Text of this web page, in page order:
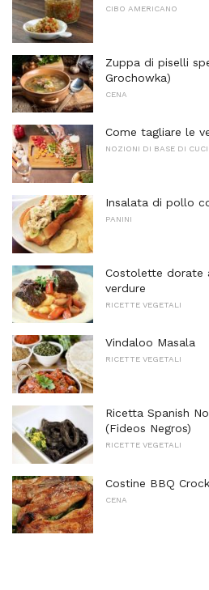
CIBO AMERICANO
Zuppa di piselli
Grochowka)
CENA
Come tagliare le
NOZIONI DI BASE DI
Insalata di pollo
PANINI
Costolette dorate
verdure
RICETTE VEGETALI
Vindaloo Masala
RICETTE VEGETALI
Ricetta Spanish
(Fideos Negros)
RICETTE VEGETALI
Costine BBQ
CENA